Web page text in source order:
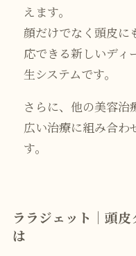
えます。
顔だけでなく頭皮に
応できる新しいディ
生システムです。
さらに、他の美容治
広い治療に組み合わ
す。
ララジェット│頭皮
は